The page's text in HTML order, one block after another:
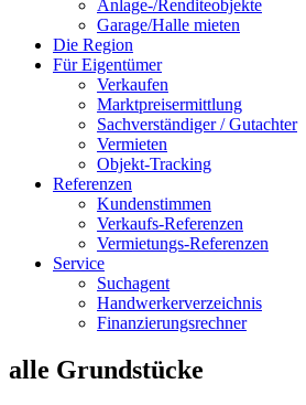
Anlage-/Renditeobjekte
Garage/Halle mieten
Die Region
Für Eigentümer
Verkaufen
Marktpreisermittlung
Sachverständiger / Gutachter
Vermieten
Objekt-Tracking
Referenzen
Kundenstimmen
Verkaufs-Referenzen
Vermietungs-Referenzen
Service
Suchagent
Handwerkerverzeichnis
Finanzierungsrechner
alle Grundstücke